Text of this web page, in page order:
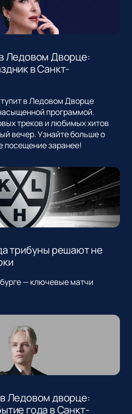
Ледовом Дворце:
в Санкт-
в Ледовом Дворце
программой.
треков и любимых хитов
вечер. Узнайте больше о
посещение заранее!
трибуны решают не
— ключевые матчи
Ледовом дворце:
года в Санкт-